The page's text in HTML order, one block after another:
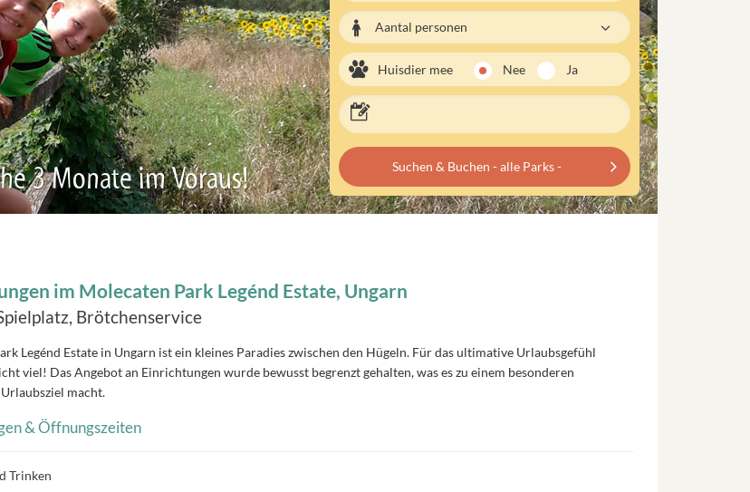
3 Monate im Voraus!
Aantal personen
Huisdier mee Nee Ja
Suchen & Buchen - alle Parks -
im Molecaten Park Legénd Estate, Ungarn
Brötchenservice
Legénd Estate in Ungarn ist ein kleines Paradieszwischen den Hügeln. Für das ultimative Urlaubsgefühl
viel! Das Angebot an Einrichtungen wurde bewusst begrenzt gehalten, was es zu einem besonderen
macht.
& Öffnungszeiten
Trinken